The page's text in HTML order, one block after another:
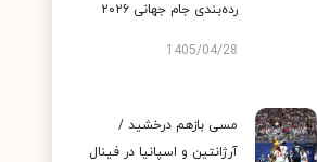
رده‌بندی جام جهانی ۲۰۲۶
1405/04/28
مسی بازهم درخشید /
آرژانتین و اسپانیا در فینال